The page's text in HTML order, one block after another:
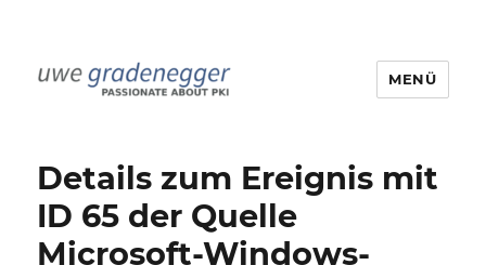
MENÜ
Details zum Ereignis mit
ID 65 der Quelle
Microsoft-Windows-